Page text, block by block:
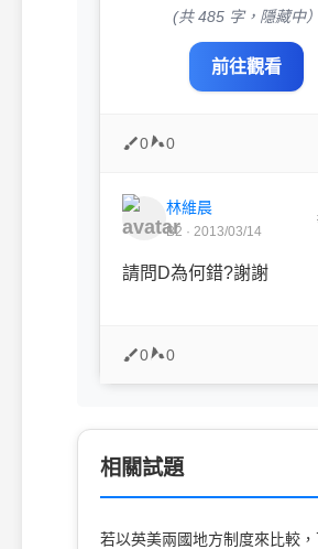
(共 485 字，隱藏中）
前往觀看
0 0
林維晨
B2 · 2013/03/14
請問D為何錯?謝謝
0 0
相關試題
若以英美兩國地方制度來比較